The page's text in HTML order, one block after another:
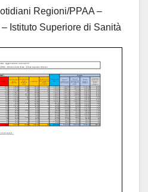
Regioni/PPAA –
Istituto Superiore di Sanità